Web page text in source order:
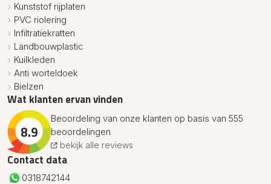
Kunststof rijplaten
PVC riolering
Infiltratiekratten
Landbouwplastic
Kuilkleden
Anti worteldoek
Bielzen
Wat klanten ervan vinden
8.9
Beoordeling van onze klanten op basis van 555
beoordelingen
bekijk alle reviews
Contact data
0318742144